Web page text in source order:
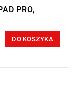
PRO,
DO KOSZYKA